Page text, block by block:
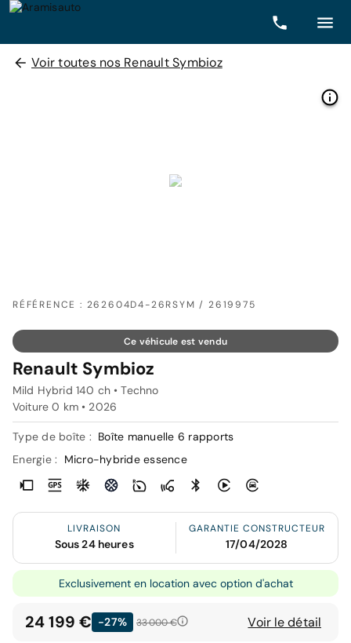
Voir toutes nos Renault Symbioz
RÉFÉRENCE : 262604D4-26RSYM / 2619975
Ce véhicule est vendu
Renault Symbioz
Mild Hybrid 140 ch • Techno
Voiture 0 km • 2026
Type de boîte : Boîte manuelle 6 rapports
Energie :
Micro-hybride essence
LIVRAISON
Sous 24 heures
GARANTIE CONSTRUCTEUR
17/04/2028
Exclusivement en location avec option d'achat
24 199 € -27% 33 000 € Voir le détail